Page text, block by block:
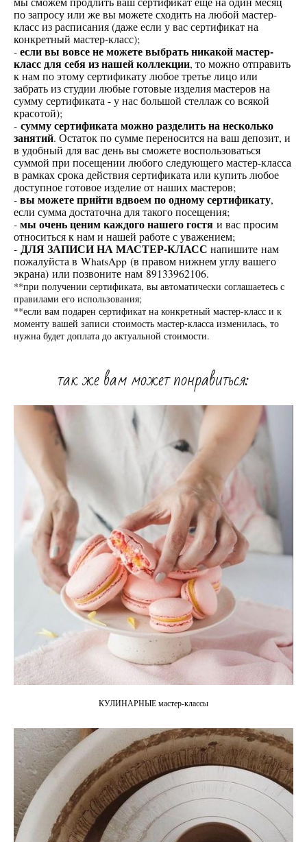
по запросу или же вы можете сходить на любой мастер-
класс из расписания (даже если у вас сертификат на
конкретный мастер-класс);
-если вы вовсе не можете выбрать никакой мастер-
класс для себя из нашей коллекции, то можно отправить
к нам по этому сертификату любое третье лицо или
забрать из студии любые готовые изделия мастеров на
сумму сертификата - у нас большой стеллаж со всякой
красотой);
- сумму сертификата можно разделить на несколько
занятий. Остаток по сумме переносится на ваш депозит, и
в удобный для вас день вы сможете воспользоваться
суммой при посещении любого следующего мастер-класса
в рамках срока действия сертификата или купить любое
доступное готовое изделие от наших мастеров;
-вы можете прийти вдвоем по одному сертификату,
если сумма достаточна для такого посещения;
-мы очень ценим каждого нашего гостя и вас просим
относиться к нам и нашей работе с уважением;
- ДЛЯ ЗАПИСИ НА МАСТЕР-КЛАСС напишите нам
пожалуйста в WhatsApp (в правом нижнем углу вашего
экрана) или позвоните нам 89133962106.
**при получении сертификата, вы автоматически соглашаетесь с
правилами его использования;
**если вам подарен сертификат на конкретный мастер-класс и к
моменту вашей записи стоимость мастер-класса изменилась, то
нужна будет доплата до актуальной стоимости.
так же вам может понравиться:
КУЛИНАРНЫЕ мастер-классы